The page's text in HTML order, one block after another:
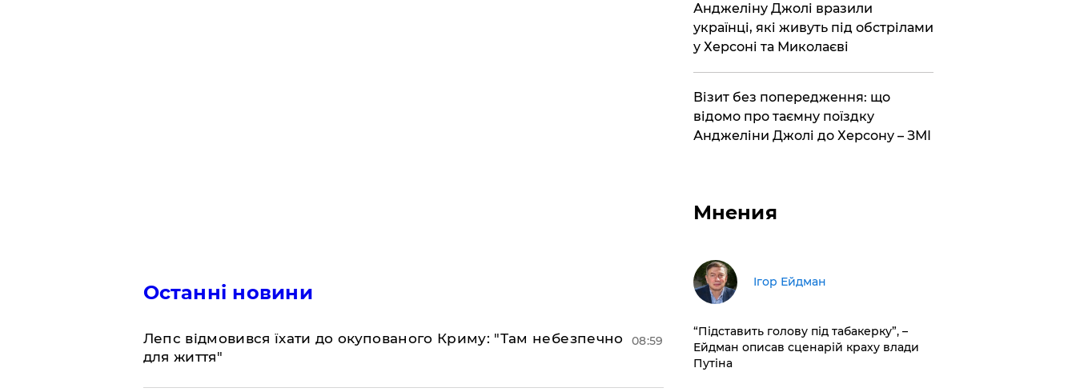
Останні новини
Лепс відмовився їхати до окупованого Криму: "Там небезпечно
для життя"
08:59
Анджеліну Джолі вразили
українці, які живуть під обстрілами
у Херсоні та Миколаєві
Візит без попередження: що
відомо про таємну поїздку
Анджеліни Джолі до Херсону – ЗМІ
Мнения
Ігор Ейдман
​“Підставить голову під табакерку”, –
Ейдман описав сценарій краху влади
Путіна